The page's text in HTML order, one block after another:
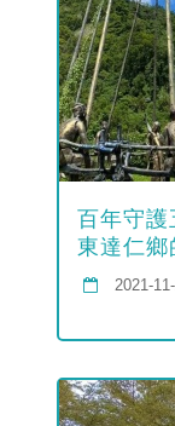
百年守護
東達仁鄉
濃...2021-